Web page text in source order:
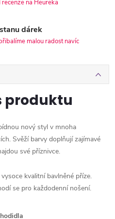
na Heureka
dárek
malou radost navíc
produktu
nový styl v mnoha
Svěží barvy doplňují zajímavé
své příznivce.
kvalitní bavlněné příze.
se pro každodenní nošení.